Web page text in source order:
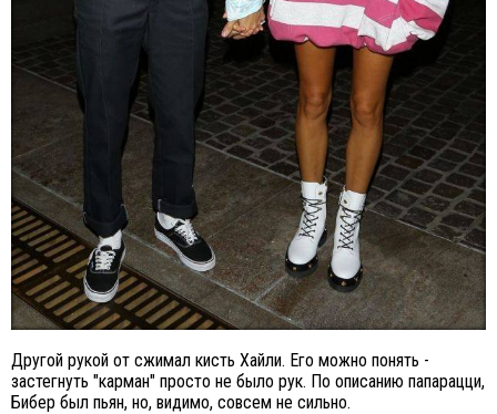
Другой рукой от сжимал кисть Хайли. Его можно понять -
застегнуть "карман" просто не было рук. По описанию папарацци,
Бибер был пьян, но, видимо, совсем не сильно.